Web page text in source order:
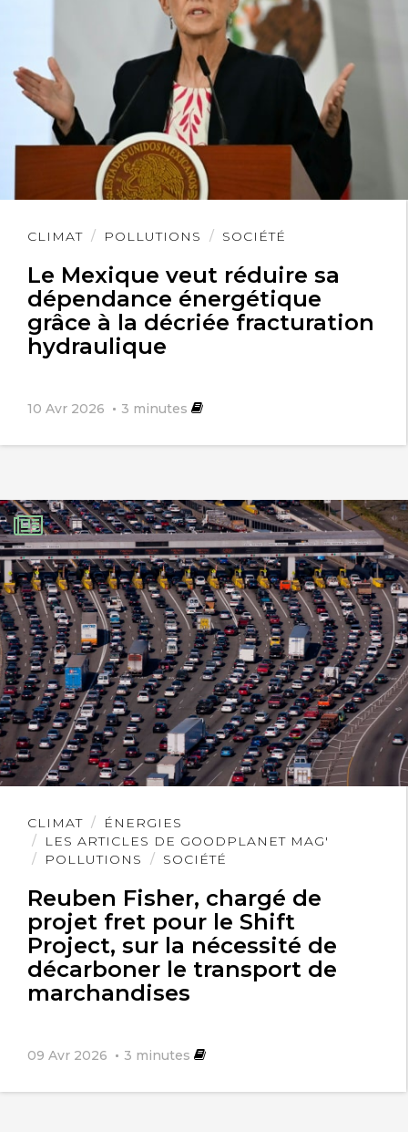
CLIMAT POLLUTIONS SOCIÉTÉ
Le Mexique veut réduire sa
dépendance énergétique
grâce à la décriée fracturation
hydraulique
10 Avr 2026 3 minutes
Lire
CLIMAT
ÉNERGIES
LES ARTICLES DE GOODPLANET MAG'
POLLUTIONS
SOCIÉTÉ
Reuben Fisher, chargé de
projet fret pour le Shift
Project, sur la nécessité de
décarboner le transport de
marchandises
09 Avr 2026 3 minutes
Lire
l'article